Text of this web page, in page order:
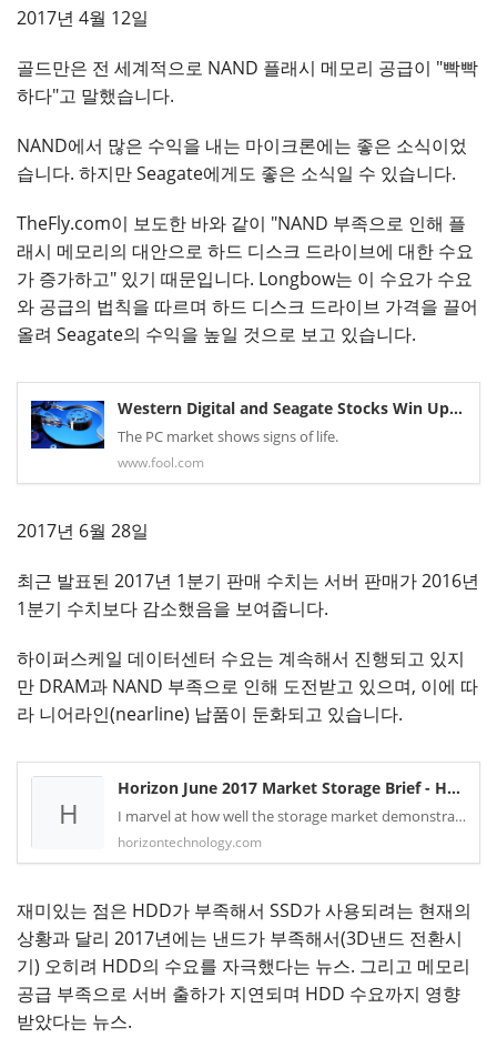
2017년 4월 12일
골드만은 전 세계적으로 NAND 플래시 메모리 공급이 "빡빡
하다"고 말했습니다.
NAND에서 많은 수익을 내는 마이크론에는 좋은 소식이었
습니다. 하지만 Seagate에게도 좋은 소식일 수 있습니다.
TheFly.com이 보도한 바와 같이 "NAND 부족으로 인해 플
래시 메모리의 대안으로 하드 디스크 드라이브에 대한 수요
가 증가하고" 있기 때문입니다. Longbow는 이 수요가 수요
와 공급의 법칙을 따르며 하드 디스크 드라이브 가격을 끌어
올려 Seagate의 수익을 높일 것으로 보고 있습니다.
Western Digital and Seagate Stocks Win Upgrades: What You Need to Know | The Motley Fool
The PC market shows signs of life.
www.fool.com
2017년 6월 28일
최근 발표된 2017년 1분기 판매 수치는 서버 판매가 2016년
1분기 수치보다 감소했음을 보여줍니다.
하이퍼스케일 데이터센터 수요는 계속해서 진행되고 있지
만 DRAM과 NAND 부족으로 인해 도전받고 있으며, 이에 따
라 니어라인(nearline) 납품이 둔화되고 있습니다.
H
Horizon June 2017 Market Storage Brief - Horizon
I marvel at how well the storage market demonstrates the intersection of micro and macro-economic trends, with the manufacturers operating within the lines drawn by...
horizontechnology.com
재미있는 점은 HDD가 부족해서 SSD가 사용되려는 현재의
상황과 달리 2017년에는 낸드가 부족해서(3D낸드 전환시
기) 오히려 HDD의 수요를 자극했다는 뉴스. 그리고 메모리
공급 부족으로 서버 출하가 지연되며 HDD 수요까지 영향
받았다는 뉴스.